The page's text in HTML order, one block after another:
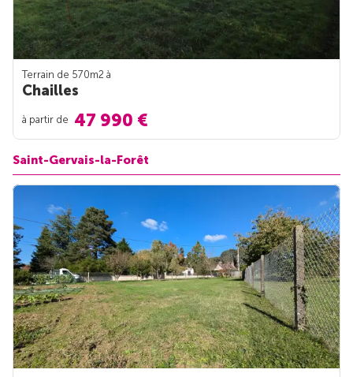
Terrain de 570m2 à
Chailles
à partir de 47 990 €
Saint-Gervais-la-Forêt